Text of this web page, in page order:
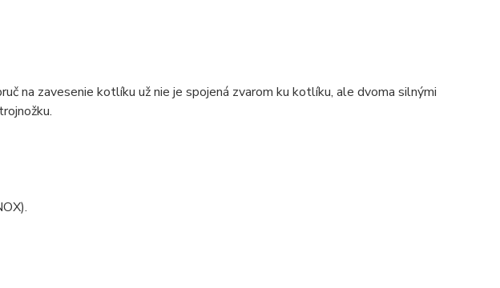
na zavesenie kotlíku už nie je spojená zvarom ku kotlíku, ale dvoma silnými